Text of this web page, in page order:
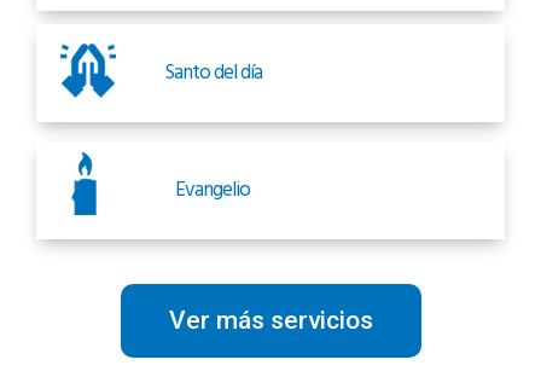
Santo del día
Evangelio
Ver más servicios